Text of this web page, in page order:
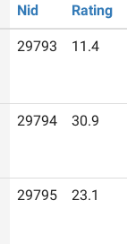
Nid
Rating
29793 11.4
29794 30.9
29795 23.1